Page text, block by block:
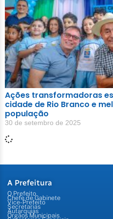
Ações transformadoras
cidade de Rio Branco e
população
30 de setembro de 2025
A Prefeitura
O Prefeito
Chefe de Gabinete
Vice-Prefeito
Secretarias
Autarquias
Órgãos Municipais